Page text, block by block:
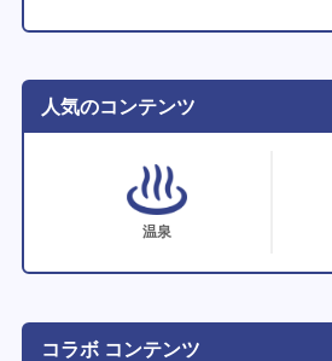
人気のコンテンツ
温泉
コラボ コンテンツ